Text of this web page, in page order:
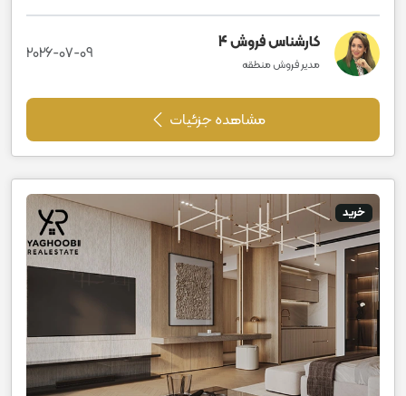
کارشناس فروش 4
مدیر فروش منطقه
2026-07-09
مشاهده جزئیات
خرید